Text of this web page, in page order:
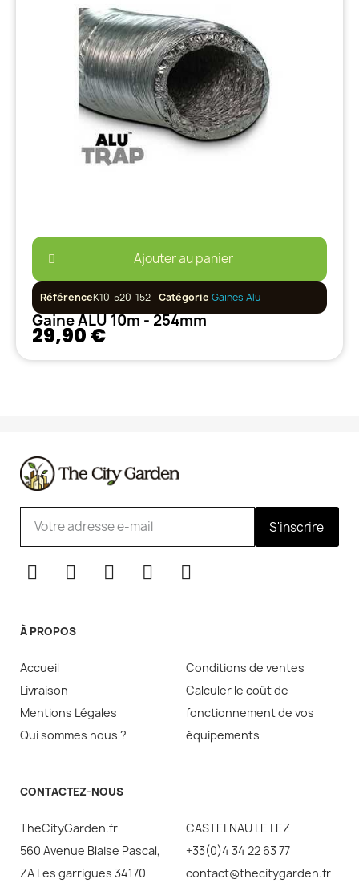
Ajouter au panier
RéférenceK10-520-152 Catégorie Gaines Alu
Gaine ALU 10m - 254mm
29,90 €
S'inscrire
À PROPOS
Accueil
Livraison
Mentions Légales
Qui sommes nous ?
Conditions de ventes
Calculer le coût de
fonctionnement de vos
équipements
CONTACTEZ-NOUS
TheCityGarden.fr
560 Avenue Blaise Pascal,
ZA Les garrigues 34170
CASTELNAU LE LEZ
+33(0)4 34 22 63 77
contact@thecitygarden.fr